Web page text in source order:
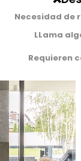
Necesidad de
LLama
Requieren